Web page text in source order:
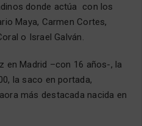
donde actúa con los
Maya, Carmen Cortes,
o Israel Galván.
en Madrid –con 16 años-, la
la saco en portada,
más destacada nacida en